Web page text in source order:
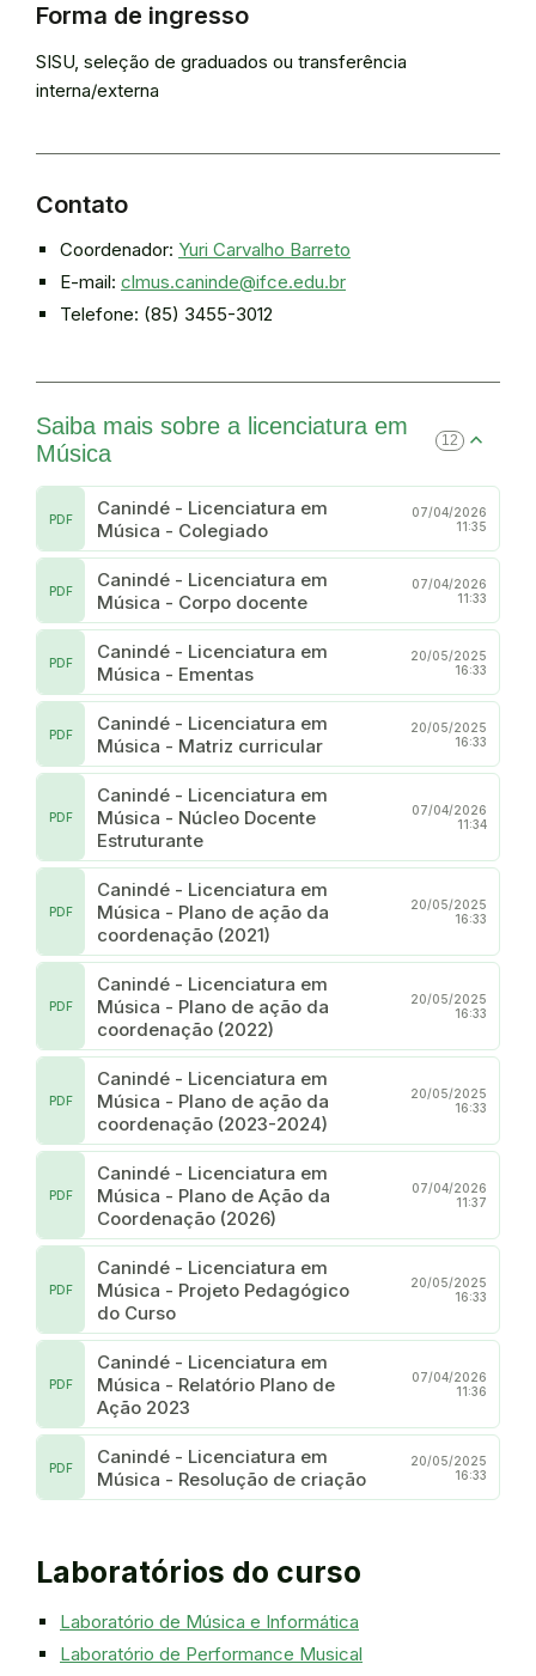
Forma de ingresso
SISU, seleção de graduados ou transferência
interna/externa
Contato
Coordenador: Yuri Carvalho Barreto
E-mail: clmus.caninde@ifce.edu.br
Telefone: (85) 3455-3012
Saiba mais sobre a licenciatura em
Música
12
Canindé - Licenciatura em
Música - Colegiado
PDF
07/04/2026
11:35
Canindé - Licenciatura em
Música - Corpo docente
PDF
07/04/2026
11:33
Canindé - Licenciatura em
Música - Ementas
PDF
20/05/2025
16:33
Canindé - Licenciatura em
Música - Matriz curricular
PDF
20/05/2025
16:33
Canindé - Licenciatura em
Música - Núcleo Docente
Estruturante
PDF
07/04/2026
11:34
Canindé - Licenciatura em
Música - Plano de ação da
coordenação (2021)
PDF
20/05/2025
16:33
Canindé - Licenciatura em
Música - Plano de ação da
coordenação (2022)
PDF
20/05/2025
16:33
Canindé - Licenciatura em
Música - Plano de ação da
coordenação (2023-2024)
PDF
20/05/2025
16:33
Canindé - Licenciatura em
Música - Plano de Ação da
Coordenação (2026)
PDF
07/04/2026
11:37
Canindé - Licenciatura em
Música - Projeto Pedagógico
do Curso
PDF
20/05/2025
16:33
Canindé - Licenciatura em
Música - Relatório Plano de
Ação 2023
PDF
07/04/2026
11:36
Canindé - Licenciatura em
Música - Resolução de criação
PDF
20/05/2025
16:33
Laboratórios do curso
Laboratório de Música e Informática
Laboratório de Performance Musical